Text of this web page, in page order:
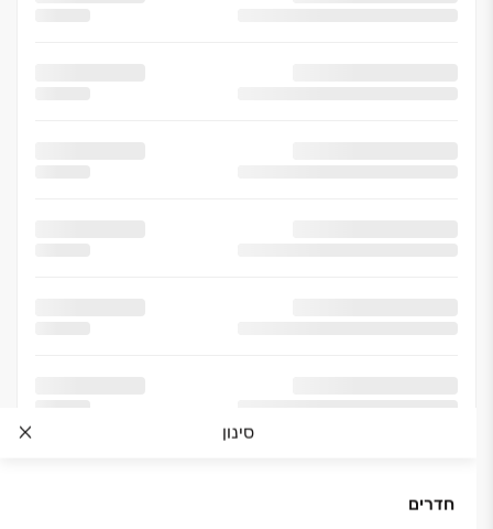
סינון
חדרים